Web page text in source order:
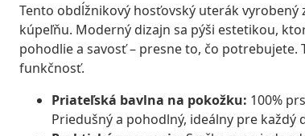
Tento obdĺžnikový hosťovský uterák
kúpeľňu. Moderný dizajn sa pýši estetikou,
pohodlie a savosť – presne to, čo
funkčnosť.
Priateľská bavlna na pokožku: 100%
Priedušný a pohodlný, ideálny pre každý